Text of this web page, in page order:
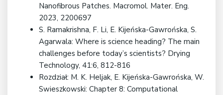
Nanofibrous Patches. Macromol. Mater. Eng.
2023, 2200697
S. Ramakrishna, F. Li, E. Kijeńska-Gawrońska, S.
Agarwala: Where is science heading? The main
challenges before today’s scientists? Drying
Technology, 41:6, 812-816
Rozdział: M. K. Heljak, E. Kijeńska-Gawrońska, W.
Swieszkowski: Chapter 8: Computational